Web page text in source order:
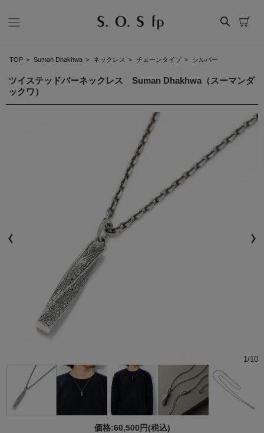
TOP > Suman Dhakhwa > ネックレス > チェーンタイプ > シルバー
ツイステッドバーネックレス Suman Dhakhwa（スーマンダ
ックワ）
1/10
価格:60,500円(税込)